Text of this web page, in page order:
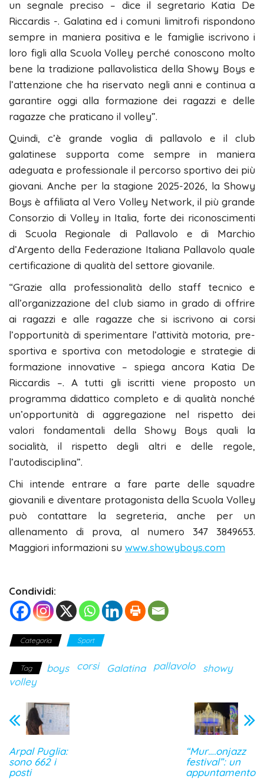
un segnale preciso – dice il segretario Katia De
Riccardis -. Galatina ed i comuni limitrofi rispondono
sempre in maniera positiva e le famiglie iscrivono i
loro figli alla Scuola Volley perché conoscono molto
bene la tradizione pallavolistica della Showy Boys e
l’attenzione che ha riservato negli anni e continua a
garantire oggi alla formazione dei ragazzi e delle
ragazze che praticano il volley”.
Quindi, c’è grande voglia di pallavolo e il club
galatinese supporta come sempre in maniera
adeguata e professionale il percorso sportivo dei più
giovani. Anche per la stagione 2025-2026, la Showy
Boys è affiliata al Vero Volley Network, il più grande
Consorzio di Volley in Italia, forte dei riconoscimenti
di Scuola Regionale di Pallavolo e di Marchio
d’Argento della Federazione Italiana Pallavolo quale
certificazione di qualità del settore giovanile.
“Grazie alla professionalità dello staff tecnico e
all’organizzazione del club siamo in grado di offrire
ai ragazzi e alle ragazze che si iscrivono ai corsi
l’opportunità di sperimentare l’attività motoria, pre-
sportiva e sportiva con metodologie e strategie di
formazione innovative – spiega ancora Katia De
Riccardis –. A tutti gli iscritti viene proposto un
programma didattico completo e di qualità nonché
un’opportunità di aggregazione nel rispetto dei
valori fondamentali della Showy Boys quali la
socialità, il rispetto degli altri e delle regole,
l’autodisciplina”.
Chi intende entrare a fare parte delle squadre
giovanili e diventare protagonista della Scuola Volley
può contattare la segreteria, anche per un
allenamento di prova, al numero 347 3849653.
Maggiori informazioni su www.showyboys.com
Condividi:
Categoria Sport
Tag boys corsi Galatina pallavolo
showy
volley
Arpal Puglia:
sono 662 i
posti
“Mur….onjazz
festival”: un
appuntamento